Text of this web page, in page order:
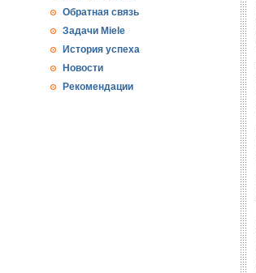
Обратная связь
Задачи Miele
История успеха
Новости
Рекомендации